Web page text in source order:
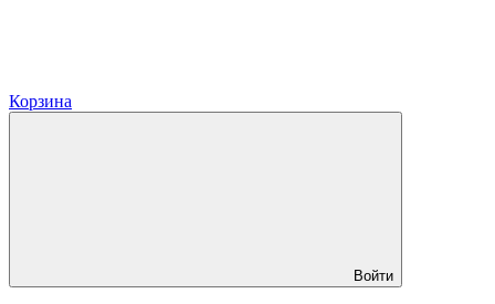
Корзина
Войти